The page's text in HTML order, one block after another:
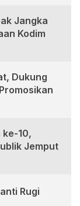
Jangka
Kodim
Dukung
ke-10,
Jemput
Rugi